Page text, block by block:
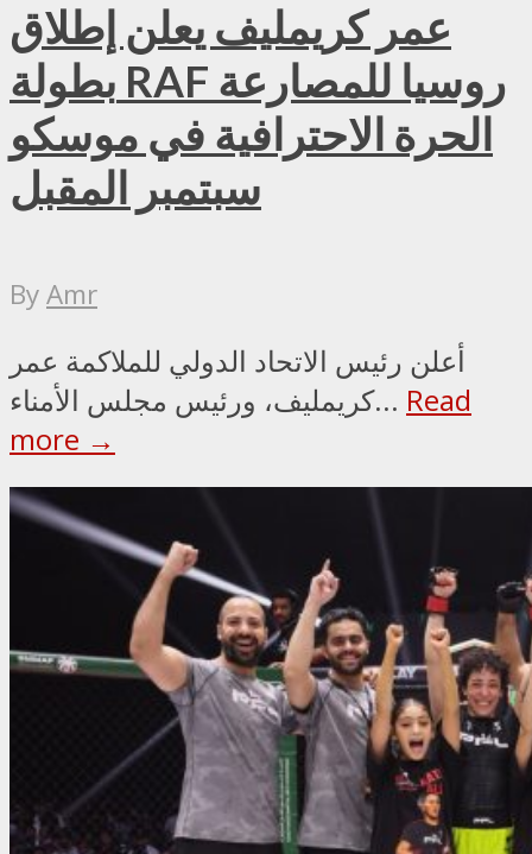
عمر كريمليف يعلن إطلاق
بطولة RAF روسيا للمصارعة
الحرة الاحترافية في موسكو
سبتمبر المقبل
ByAmr
أعلن رئيس الاتحاد الدولي للملاكمة عمر
كريمليف، ورئيس مجلس الأمناء... Read
more →